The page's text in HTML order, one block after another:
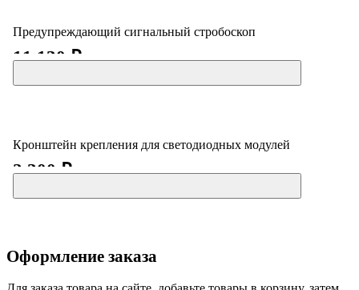
Предупреждающий сигнальный стробоскоп
11 130 ₽
Кронштейн крепления для светодиодных модулей
2 300 ₽
Оформление заказа